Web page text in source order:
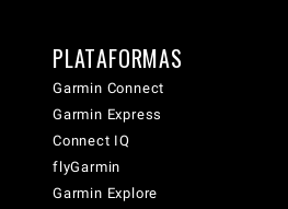
PLATAFORMAS
Garmin Connect
Garmin Express
Connect IQ
flyGarmin
Garmin Explore